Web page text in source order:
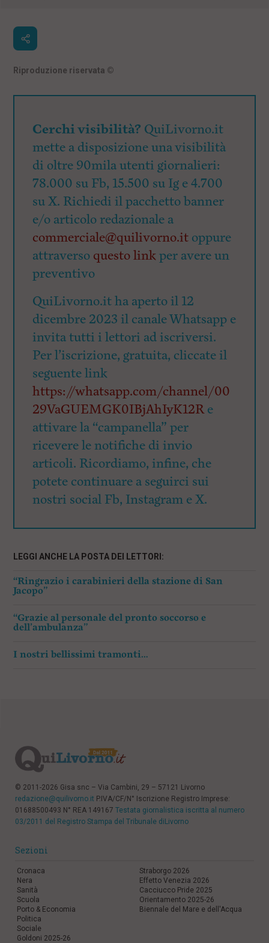
Riproduzione riservata ©
Cerchi visibilità? QuiLivorno.it
mette a disposizione una visibilità
di oltre 90mila utenti giornalieri:
78.000 su Fb, 15.500 su Ig e 4.700
su X. Richiedi il pacchetto banner
e/o articolo redazionale a
commerciale@quilivorno.it oppure
attraverso questo linkper avere un
preventivo
QuiLivorno.it ha aperto il 12
dicembre 2023 il canale Whatsapp e
invita tutti i lettori ad iscriversi.
Per l’iscrizione, gratuita, cliccate il
seguente link
https://whatsapp.com/channel/00
29VaGUEMGK0IBjAhIyK12Re
attivare la “campanella” per
ricevere le notifiche di invio
articoli. Ricordiamo, infine, che
potete continuare a seguirci sui
nostri social Fb, Instagram e X.
LEGGI ANCHE LA POSTA DEI LETTORI:
“Ringrazio i carabinieri della stazione di San
Jacopo”
“Grazie al personale del pronto soccorso e
dell’ambulanza”
I nostri bellissimi tramonti…
© 2011-2026 Gisa snc – Via Cambini, 29 – 57121 Livorno
redazione@quilivorno.it P.IVA/CF/N° Iscrizione Registro Imprese:
01688500493 N° REA 149167 Testata giornalistica iscritta al numero
03/2011 del Registro Stampa del Tribunale diLivorno
Sezioni
Cronaca
Nera
Sanità
Scuola
Porto & Economia
Politica
Sociale
Goldoni 2025-26
Straborgo 2026
Effetto Venezia 2026
Cacciucco Pride 2025
Orientamento 2025-26
Biennale del Mare e dell'Acqua